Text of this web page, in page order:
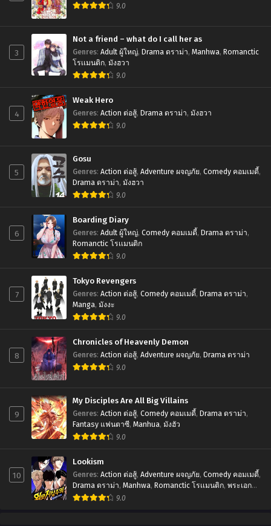
9.0
3
Not a friend – what do I call her as
Genres: Adult ผู้ใหญ่, Drama ดราม่า, Manhwa, Romanctic
โรเเมนติก, มังฮวา
9.0
4
Weak Hero
Genres: Action ต่อสู้, Drama ดราม่า, มังฮวา
9.0
5
Gosu
Genres: Action ต่อสู้, Adventure ผจญภัย, Comedy คอมเมดี้,
Drama ดราม่า, มังฮวา
9.0
6
Boarding Diary
Genres: Adult ผู้ใหญ่, Comedy คอมเมดี้, Drama ดราม่า,
Romanctic โรเเมนติก
9.0
7
Tokyo Revengers
Genres: Action ต่อสู้, Comedy คอมเมดี้, Drama ดราม่า,
Manga, มังงะ
9.0
8
Chronicles of Heavenly Demon
Genres: Action ต่อสู้, Adventure ผจญภัย, Drama ดราม่า
9.0
9
My Disciples Are All Big Villains
Genres: Action ต่อสู้, Comedy คอมเมดี้, Drama ดราม่า,
Fantasy แฟนตาซี, Manhua, มังฮัว
9.0
10
Lookism
Genres: Action ต่อสู้, Adventure ผจญภัย, Comedy คอมเมดี้,
Drama ดราม่า, Manhwa, Romanctic โรเเมนติก, พระเอก
เทพ,มังฮวา 9.0